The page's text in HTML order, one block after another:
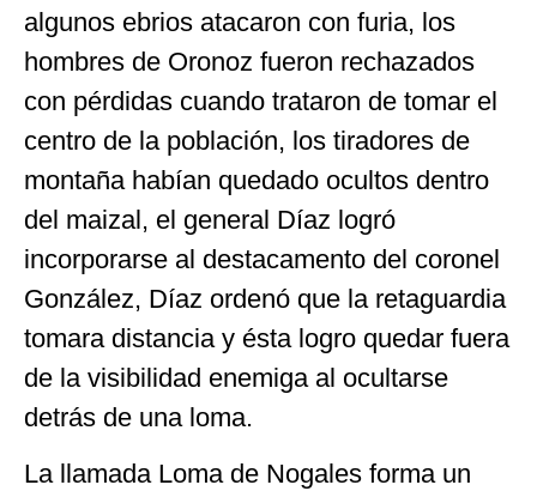
algunos ebrios atacaron con furia, los
hombres de Oronoz fueron rechazados
con pérdidas cuando trataron de tomar el
centro de la población, los tiradores de
montaña habían quedado ocultos dentro
del maizal, el general Díaz logró
incorporarse al destacamento del coronel
González, Díaz ordenó que la retaguardia
tomara distancia y ésta logro quedar fuera
de la visibilidad enemiga al ocultarse
detrás de una loma.
La llamada Loma de Nogales forma un